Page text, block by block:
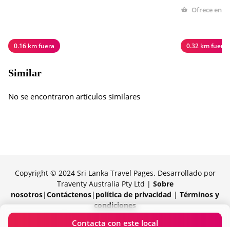
Contacta con este local
0.16 km fuera
Ofrece
0.32 km fuera
Similar
No se encontraron artículos similares
Copyright © 2024 Sri Lanka Travel Pages. Desarrollado por
Traventy Australia Pty Ltd | Sobre
nosotros|Contáctenos| política de privacidad | Términos y
condiciones
Orgullosamente impulsado por Traventy